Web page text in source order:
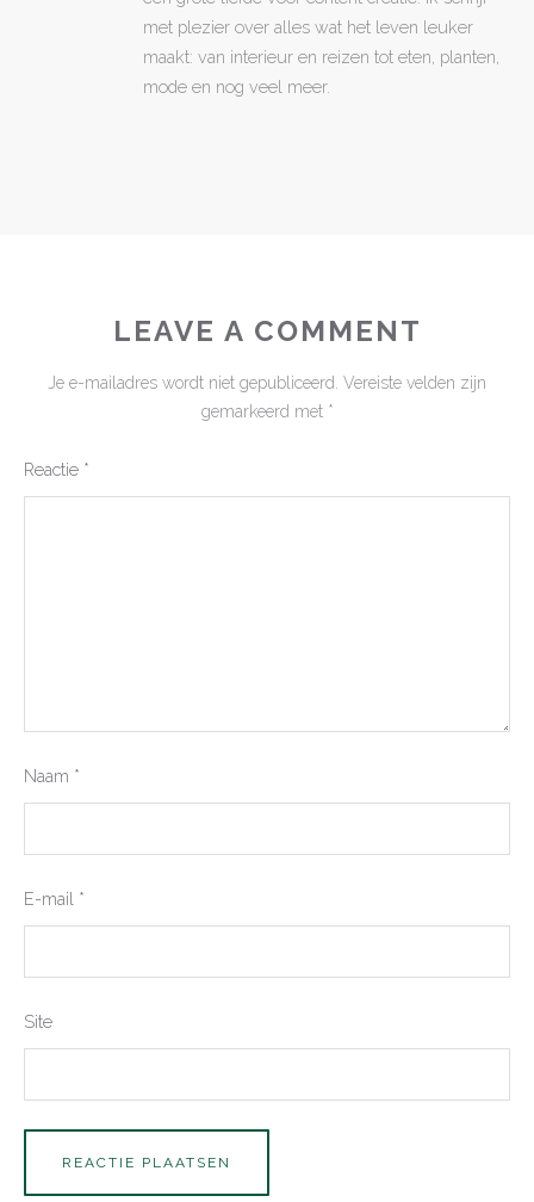
met plezier over alles wat het leven leuker
maakt: van interieur en reizen tot eten, planten,
mode en nog veel meer.
LEAVE A COMMENT
Je e-mailadres wordt niet gepubliceerd. Vereiste velden zijn
gemarkeerd met *
Reactie *
Naam *
E-mail *
Site